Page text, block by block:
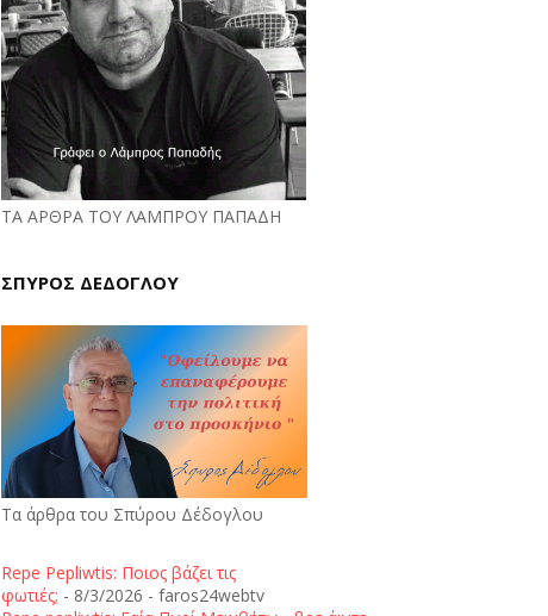
ΤΑ ΑΡΘΡΑ ΤΟΥ ΛΑΜΠΡΟΥ ΠΑΠΑΔΗ
ΣΠΥΡΟΣ ΔΕΔΟΓΛΟΥ
Τα άρθρα του Σπύρου Δέδογλου
Repe Pepliwtis: Ποιος βάζει τις
φωτιές; - 8/3/2026 - faros24webtv